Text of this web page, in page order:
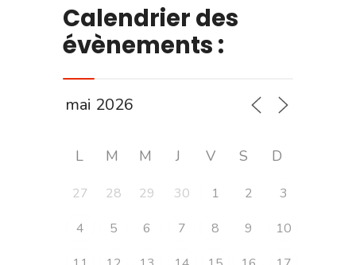
Calendrier des
évènements :
L M M J V S D
27 28 29 30 1 2
3
4
5 6 7 8 9
10